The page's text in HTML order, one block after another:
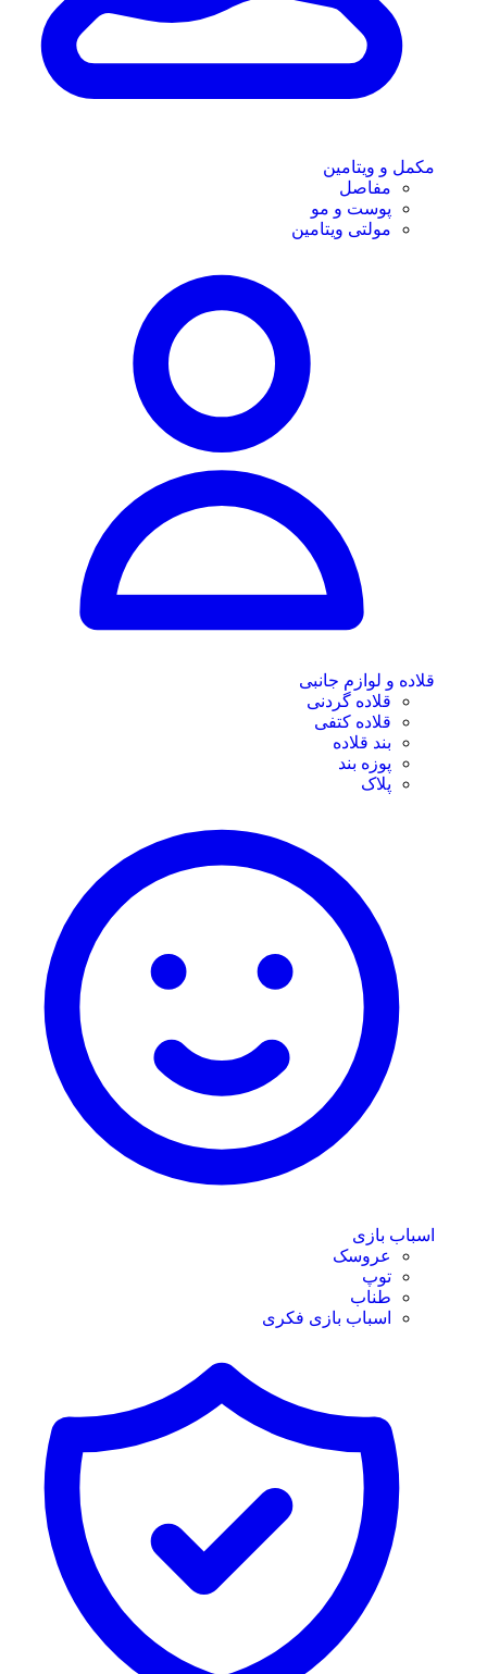
مکمل و ویتامین
مفاصل
پوست و مو
مولتی ویتامین
قلاده و لوازم جانبی
قلاده گردنی
قلاده کتفی
بند قلاده
پوزه بند
پلاک
اسباب بازی
عروسک
توپ
طناب
اسباب بازی فکری